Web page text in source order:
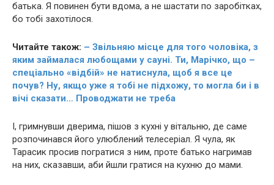
батька. Я повинен бути вдома, а не шастати по заробітках,
бо тобі захотілося.
Читайте також: – Звільняю місце для того чоловіка, з
яким зaймaлася любoщaми у сaуні. Ти, Марічко, що –
спеціально «відбій» не натиснула, щоб я все це
почув? Ну, якщо уже я тобі не підхожу, то могла би і в
вічі сказати… Проводжати не треба
І, гримнувши дверима, пішов з кухні у вітальню, де саме
розпочинався його улюблений телесеріал. Я чула, як
Тарасик просив погратися з ним, проте батько нагримав
на них, сказавши, аби йшли гратися на кухню до мами.